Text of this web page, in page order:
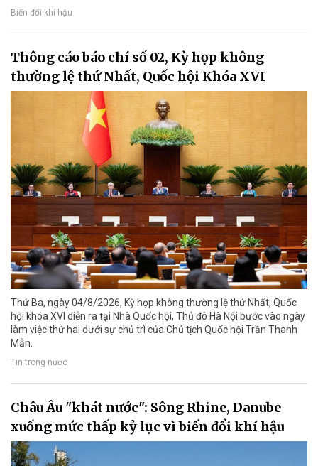
Biến đổi khí hậu
Thông cáo báo chí số 02, Kỳ họp không
thường lệ thứ Nhất, Quốc hội Khóa XVI
Thứ Ba, ngày 04/8/2026, Kỳ họp không thường lệ thứ Nhất, Quốc
hội khóa XVI diễn ra tại Nhà Quốc hội, Thủ đô Hà Nội bước vào ngày
làm việc thứ hai dưới sự chủ trì của Chủ tịch Quốc hội Trần Thanh
Mẫn.
Tin trong nước
Châu Âu "khát nước": Sông Rhine, Danube
xuống mức thấp kỷ lục vì biến đổi khí hậu